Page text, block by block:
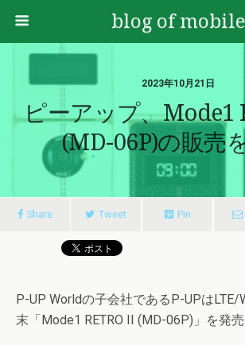
blog of mobile
2023年10月21日
ピーアップ、Mode1
(MD-06P)の販売
Share Tweet Pin
P-UP Worldの子会社であるP-UPはLTE/
末「Mode1 RETRO II (MD-06P)」を発売